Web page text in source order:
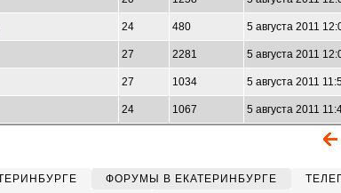
24 480 5 августа 2011
27 2281 5 августа 2011
27 1034 5 августа 2011
24 1067 5 августа 2011
ФОРУМЫ В ЕКАТЕРИНБУРГЕ